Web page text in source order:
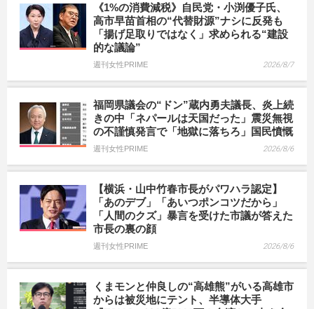
《1%の消費減税》自民党・小渕優子氏、
高市早苗首相の“代替財源”ナシに反発も
「揚げ足取りではなく」求められる“建設
的な議論”
週刊女性PRIME 2026/8/7
福岡県議会の“ドン”蔵内勇夫議長、炎上続
きの中「ネパールは天国だった」震災無視
の不謹慎発言で「地獄に落ちろ」国民憤慨
週刊女性PRIME 2026/8/6
【横浜・山中竹春市長がパワハラ認定】
「あのデブ」「あいつポンコツだから」
「人間のクズ」暴言を受けた市議が答えた
市長の裏の顔
週刊女性PRIME 2026/8/6
くまモンと仲良しの“高雄熊”がいる高雄市
からは被災地にテント、半導体大手